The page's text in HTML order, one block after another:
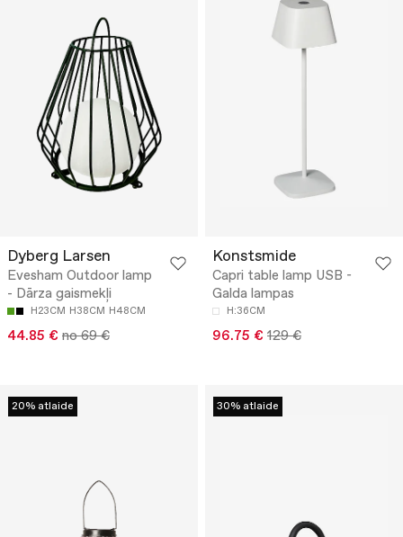
Dyberg Larsen
Evesham Outdoor lamp
- Dārza gaismekļi
H23CM H38CM H48CM
44.85 € no 69 €
Konstsmide
Capri table lamp USB -
Galda lampas
H:36CM
96.75 € 129 €
20% atlaide 30% atlaide